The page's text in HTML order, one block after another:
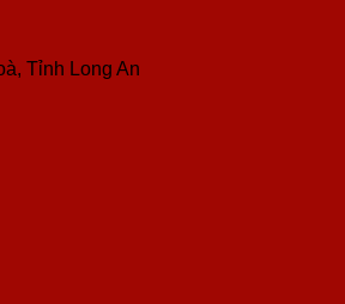
Tỉnh Long An